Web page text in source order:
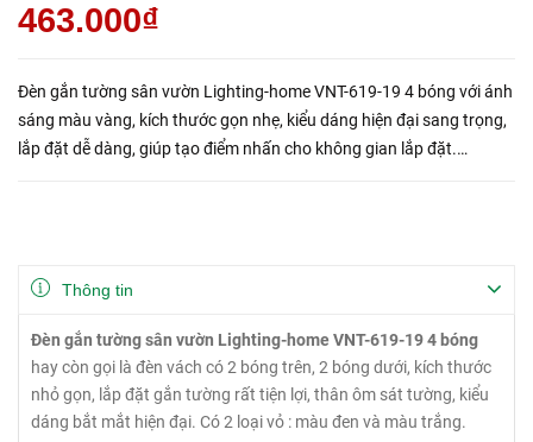
463.000₫
Đèn gắn tường sân vườn Lighting-home VNT-619-19 4 bóng với ánh
sáng màu vàng, kích thước gọn nhẹ, kiểu dáng hiện đại sang trọng,
lắp đặt dễ dàng, giúp tạo điểm nhấn cho không gian lắp đặt.
Thông tin
Đèn gắn tường sân vườn Lighting-home VNT-619-194 bóng
hay còn gọi là đèn vách có 2 bóng trên, 2 bóng dưới, kích thước
nhỏ gọn, lắp đặt gắn tường rất tiện lợi, thân ôm sát tường, kiểu
dáng bắt mắt hiện đại. Có 2 loại vỏ : màu đen và màu trắng.